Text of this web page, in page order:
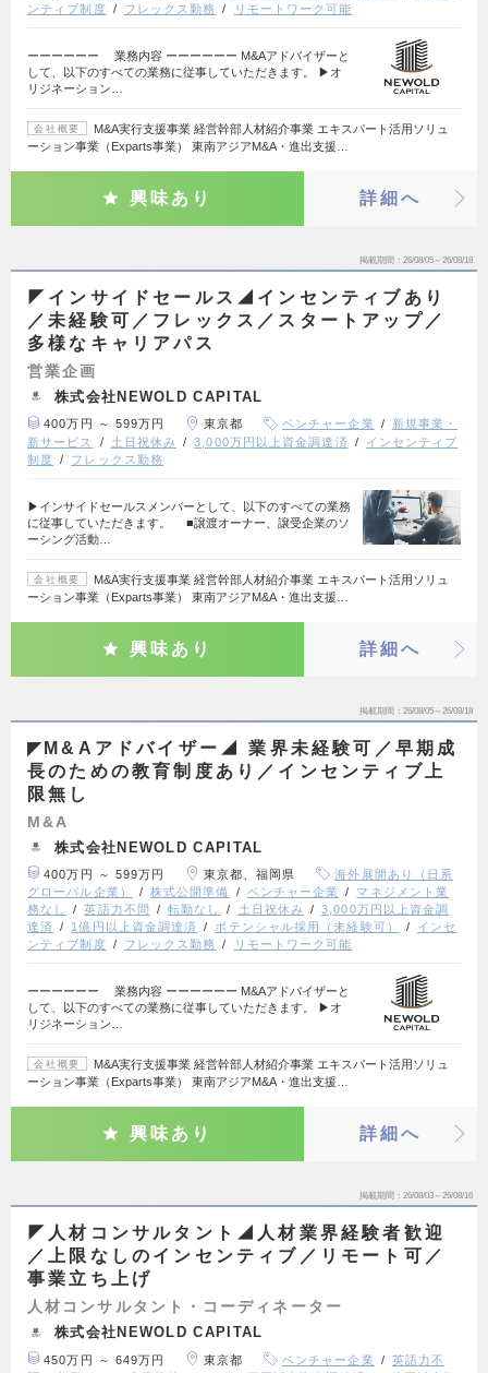
ンティブ制度
フレックス勤務 リモートワーク可能
ーーーーーー 業務内容 ーーーーーー M&Aアドバイザーと
して、以下のすべての業務に従事していただきます。 ▶オ
リジネーション…
会社概要
M&A実行支援事業 経営幹部人材紹介事業 エキスパート活用ソリュ
ーション事業（Exparts事業） 東南アジアM&A・進出支援…
興味あり 詳細へ
掲載期間 26/08/05～26/08/18
◤インサイドセールス◢インセンティブあり
／未経験可／フレックス／スタートアップ／
多様なキャリアパス
営業企画
株式会社NEWOLD CAPITAL
400万円 ～ 599万円 東京都 ベンチャー企業
新規事業・
新サービス
土日祝休み 3,000万円以上資金調達済
インセンティブ
制度
フレックス勤務
▶インサイドセールスメンバーとして、以下のすべての業務
に従事していただきます。 ■譲渡オーナー、譲受企業のソ
ーシング活動…
会社概要
M&A実行支援事業 経営幹部人材紹介事業 エキスパート活用ソリュ
ーション事業（Exparts事業） 東南アジアM&A・進出支援…
興味あり 詳細へ
掲載期間 26/08/05～26/08/18
◤M&Aアドバイザー◢ 業界未経験可／早期成
長のための教育制度あり／インセンティブ上
限無し
M&A
株式会社NEWOLD CAPITAL
400万円 ～ 599万円 東京都、福岡県
海外展開あり（日系
グローバル企業）
株式公開準備 ベンチャー企業
マネジメント業
務なし
英語力不問 転勤なし 土日祝休み
3,000万円以上資金調
達済
1億円以上資金調達済 ポテンシャル採用（未経験可）
インセ
ンティブ制度
フレックス勤務 リモートワーク可能
ーーーーーー 業務内容 ーーーーーー M&Aアドバイザーと
して、以下のすべての業務に従事していただきます。 ▶オ
リジネーション…
会社概要
M&A実行支援事業 経営幹部人材紹介事業 エキスパート活用ソリュ
ーション事業（Exparts事業） 東南アジアM&A・進出支援…
興味あり 詳細へ
掲載期間 26/08/03～26/08/16
◤人材コンサルタント◢人材業界経験者歓迎
／上限なしのインセンティブ／リモート可／
事業立ち上げ
人材コンサルタント・コーディネーター
株式会社NEWOLD CAPITAL
450万円 ～ 649万円 東京都 ベンチャー企業
英語力不